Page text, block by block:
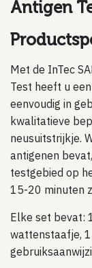
Antigen
Met de InTec
Test heeft u
eenvoudig in
kwalitatieve
neusuitstrijkje.
antigenen
testgebied op
15-20 minuten
Elke set bevat:
wattenstaafje,